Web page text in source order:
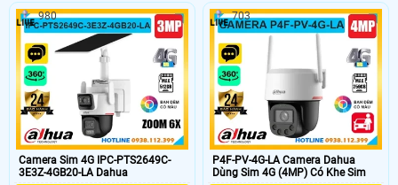
2 chiều với mic và loa tích hợp, cho
hình ảnh sắc nét cả ngày lẫn đêm
với hồng ngoại 30m và full color
20m. Ngoài ra, camera còn có cảm
biến PIR phát hiện người, khe cắm
thẻ nhớ lên đến 512GB và đạt chuẩn
chống nước IP67.
AI thông minh phát hiện người và
phương tiện. Trang bị pin dung
lượng 9000mAh và tấm pin năng
lượng mặt trời 8W, chuẩn chống
nước và bụi IP66,đàm thoại hai
chiều.Hoạt động ổn định với Nano
SIM 4G ở mọi vị trí ngoài trời.
Camera Sim 4G IPC-PTS2649C-
3E3Z-4GB20-LA Dahua
980
P4F-PV-4G-LA Camera Dahua
Dùng Sim 4G (4MP) Có Khe Sim
703